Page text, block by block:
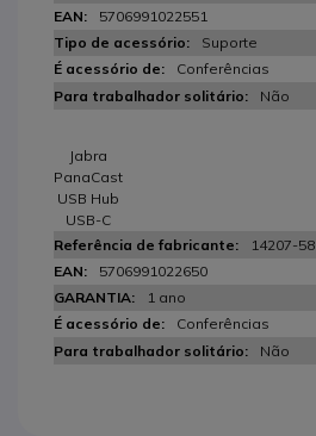
5706991022551
Suporte
Conferências
Não
Jabra
PanaCast
USB Hub
USB-C
14207-58
5706991022650
1 ano
Conferências
Não